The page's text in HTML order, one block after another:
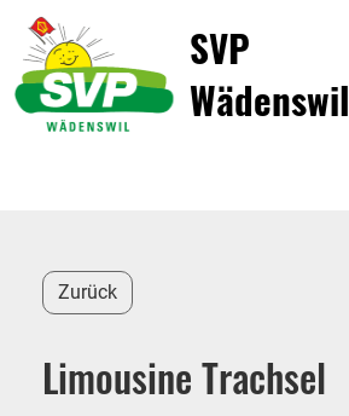
SVP
Wädenswil
Zurück
Limousine Trachsel